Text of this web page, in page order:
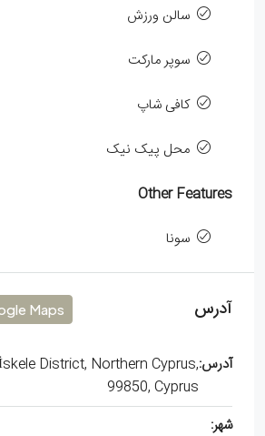
سالن ورزش
سوپر مارکت
کافی شاپ
محل پیک نیک
Other Features
سونا
آدرس Maps
آدرس:District, Northern Cyprus,
99850, Cyprus
شهر: